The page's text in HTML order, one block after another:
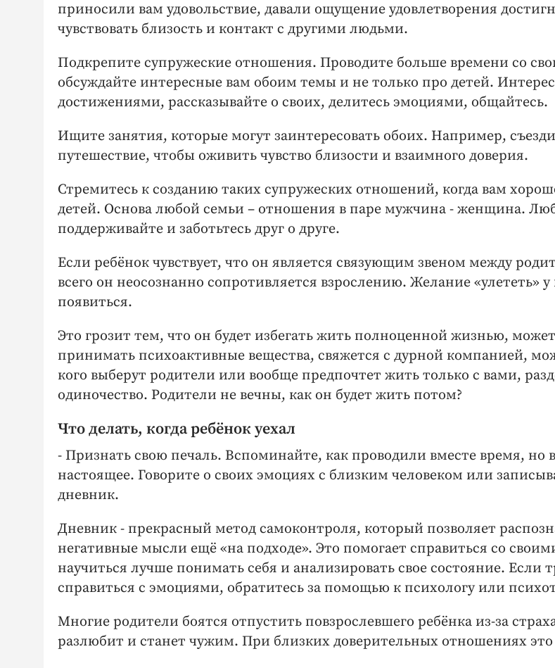
приносили вам удовольствие, давали ощущение удовлетворения
чувствовать близость и контакт с другими людьми.
Подкрепите супружеские отношения. Проводите больше времени со
обсуждайте интересные вам обоим темы и не только про детей.
достижениями, рассказывайте о своих, делитесь эмоциями, общайтесь.
Ищите занятия, которые могут заинтересовать обоих. Например,
путешествие, чтобы оживить чувство близости и взаимного доверия.
Стремитесь к созданию таких супружеских отношений, когда вам
детей. Основа любой семьи – отношения в паре мужчина - женщина.
поддерживайте и заботьтесь друг о друге.
Если ребёнок чувствует, что он является связующим звеном между
всего он неосознанно сопротивляется взрослению. Желание «улететь»
появиться.
Это грозит тем, что он будет избегать жить полноценной жизнью, может
принимать психоактивные вещества, свяжется с дурной компанией,
кого выберут родители или вообще предпочтет жить только с вами,
одиночество. Родители не вечны, как он будет жить потом?
Что делать, когда ребёнок уехал
- Признать свою печаль. Вспоминайте, как проводили вместе время, но
настоящее. Говорите о своих эмоциях с близким человеком или
дневник.
Дневник - прекрасный метод самоконтроля, который позволяет
негативные мысли ещё «на подходе». Это помогает справиться со
научиться лучше понимать себя и анализировать свое состояние. Если
справиться с эмоциями, обратитесь за помощью к психологу или
Многие родители боятся отпустить повзрослевшего ребёнка из-за
разлюбит и станет чужим. При близких доверительных отношениях